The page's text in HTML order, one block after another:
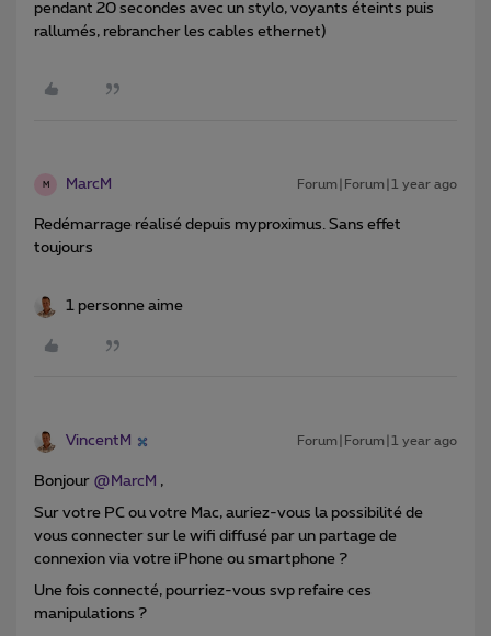
pendant 20 secondes avec un stylo, voyants éteints puis
rallumés, rebrancher les cables ethernet)
M MarcM Forum|Forum|1 year ago
Redémarrage réalisé depuis myproximus. Sans effet
toujours
1 personne aime
VincentM Forum|Forum|1 year ago
Bonjour ​ @MarcM ,
Sur votre PC ou votre Mac, auriez-vous la possibilité de
vous connecter sur le wifi diffusé par un partage de
connexion via votre iPhone ou smartphone ?
Une fois connecté, pourriez-vous svp refaire ces
manipulations ?